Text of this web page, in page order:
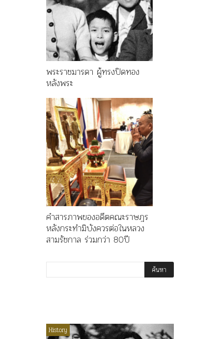
พระราชมารดา ผู้ทรงปิดทอง
หลังพระ
คำสารภาพของอดีตคณะราษฎร
หลังกระทำมิบังควรต่อในหลวง
สามรัชกาล ร่วมกว่า 80ปี
History